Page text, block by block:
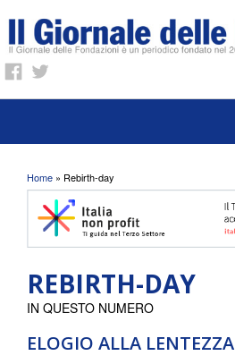
Tu sei qui
Home » Rebirth-day
REBIRTH-DAY
ELOGIO ALLA LENTEZZA
IN QUESTO NUMERO